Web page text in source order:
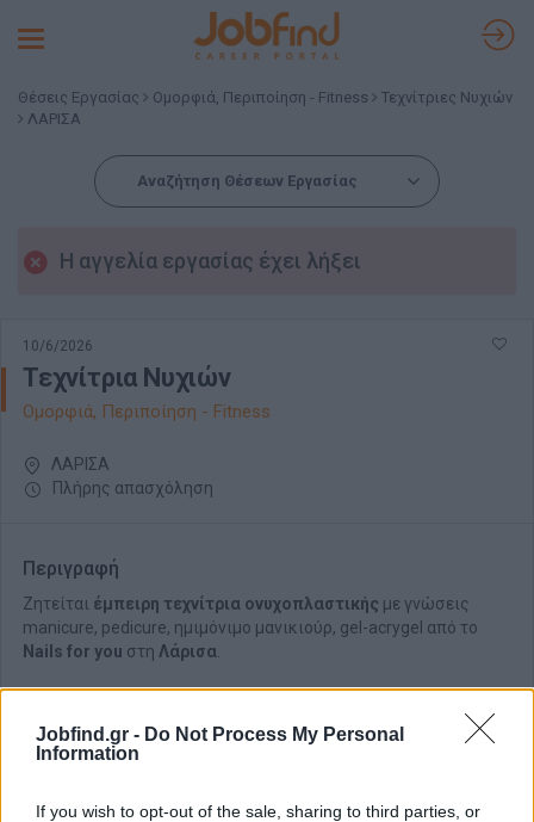
Jobfind.gr - Do Not Process My Personal
Information
If you wish to opt-out of the sale, sharing to third parties, or
Toggle
Θέσεις Εργασίας Ομορφιά, Περιποίηση - Fitness
Τεχνίτριες Νυχιών
ΛΑΡΙΣΑ
Αναζήτηση Θέσεων Εργασίας
Η αγγελία εργασίας έχει λήξει
10/6/2026
Τεχνίτρια Νυχιών
Ομορφιά, Περιποίηση - Fitness
ΛΑΡΙΣΑ
Πλήρης απασχόληση
Περιγραφή
Ζητείται έμπειρη τεχνίτρια ονυχοπλαστικής με γνώσεις
manicure, pedicure, ημιμόνιμο μανικιούρ, gel-acrygel από το
Nails for you στη Λάρισα